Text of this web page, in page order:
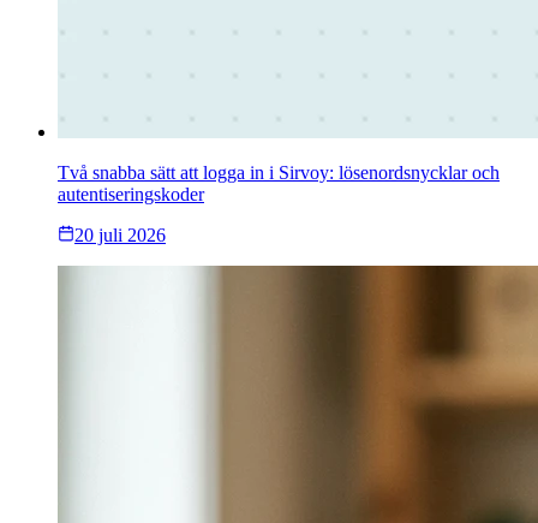
Två snabba sätt att logga in i Sirvoy: lösenordsnycklar och
autentiseringskoder
20 juli 2026